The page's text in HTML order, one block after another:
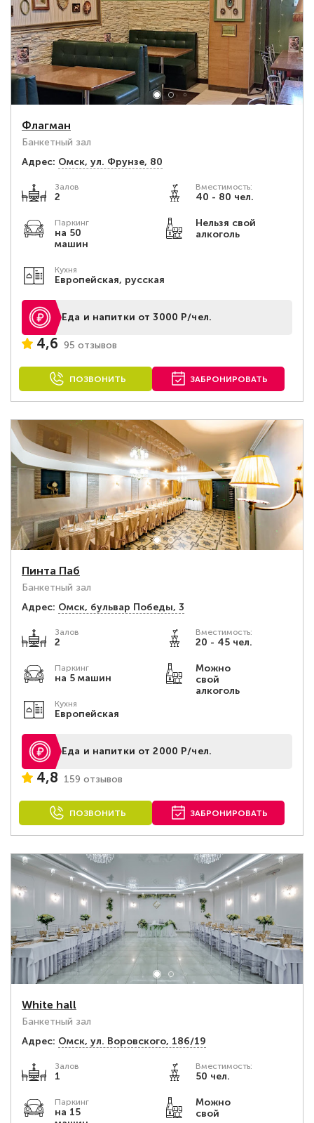
Флагман
Банкетный зал
Адрес: Омск, ул. Фрунзе, 80
Залов
2
Вместимость:
40 - 80 чел.
Паркинг
на 50
машин
Нельзя свой
алкоголь
Кухня
Европейская, русская
Еда и напитки от 3000 Р/чел.
4,6 95 отзывов
ПОЗВОНИТЬ ЗАБРОНИРОВАТЬ
Пинта Паб
Банкетный зал
Адрес: Омск, бульвар Победы, 3
Залов
2
Вместимость:
20 - 45 чел.
Паркинг
на 5 машин
Можно
свой
алкоголь
Кухня
Европейская
Еда и напитки от 2000 Р/чел.
4,8 159 отзывов
ПОЗВОНИТЬ ЗАБРОНИРОВАТЬ
White hall
Банкетный зал
Адрес: Омск, ул. Воровского, 186/19
Залов
1
Вместимость:
50 чел.
Паркинг
на 15
Можно
свой